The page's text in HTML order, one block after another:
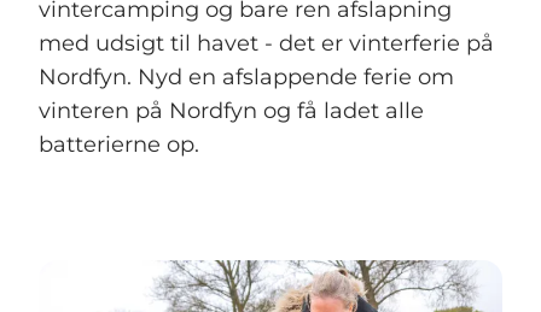
vintercamping og bare ren afslapning
med udsigt til havet - det er vinterferie på
Nordfyn. Nyd en afslappende ferie om
vinteren på Nordfyn og få ladet alle
batterierne op.